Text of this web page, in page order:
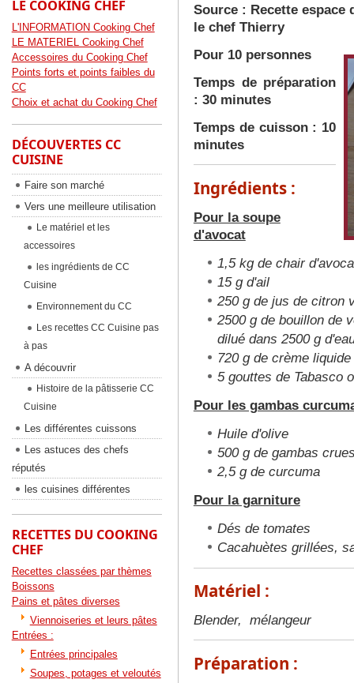
Source : Recette espace
le chef Thierry
Pour 10 personnes
Temps de préparation
: 30 minutes
Temps de cuisson : 10
minutes
Ingrédients :
Pour la soupe
d'avocat
1,5 kg de chair
15 g d'ail
250 g de jus de citron
2500 g de bouillon de
dilué dans 2500 g
720 g de crème liquide
5 gouttes de Tabasco
Pour les gambas
Huile d'olive
500 g de gambas
2,5 g de curcuma
Pour la garniture
Dés de tomates
Cacahuètes grillées,
Matériel :
Blender, mélangeur
Préparation :
LE COOKING CHEF
L'INFORMATION Cooking Chef
LE MATERIEL Cooking Chef
Accessoires du Cooking Chef
Points forts et points faibles du
CC
Choix et achat du Cooking Chef
DÉCOUVERTES CC
CUISINE
Faire son marché
Vers une meilleure utilisation
Le matériel et les
accessoires
les ingrédients de CC
Cuisine
Environnement du CC
Les recettes CC Cuisine pas
à pas
A découvrir
Histoire de la pâtisserie CC
Cuisine
Les différentes cuissons
Les astuces des chefs
réputés
les cuisines différentes
RECETTES DU COOKING
CHEF
Recettes classées par thèmes
Boissons
Pains et pâtes diverses
Viennoiseries et leurs pâtes
Entrées :
Entrées principales
Soupes, potages et veloutés